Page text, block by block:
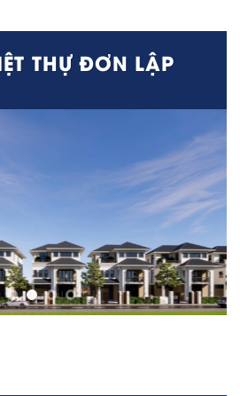
THỰ ĐƠN LẬP